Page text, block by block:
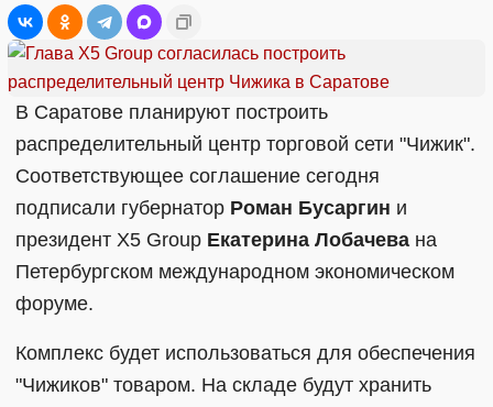
В Саратове планируют построить
распределительный центр торговой сети "Чижик".
Соответствующее соглашение сегодня
подписали губернатор Роман Бусаргин и
президент X5 Group Екатерина Лобачева на
Петербургском международном экономическом
форуме.
Комплекс будет использоваться для обеспечения
"Чижиков" товаром. На складе будут хранить